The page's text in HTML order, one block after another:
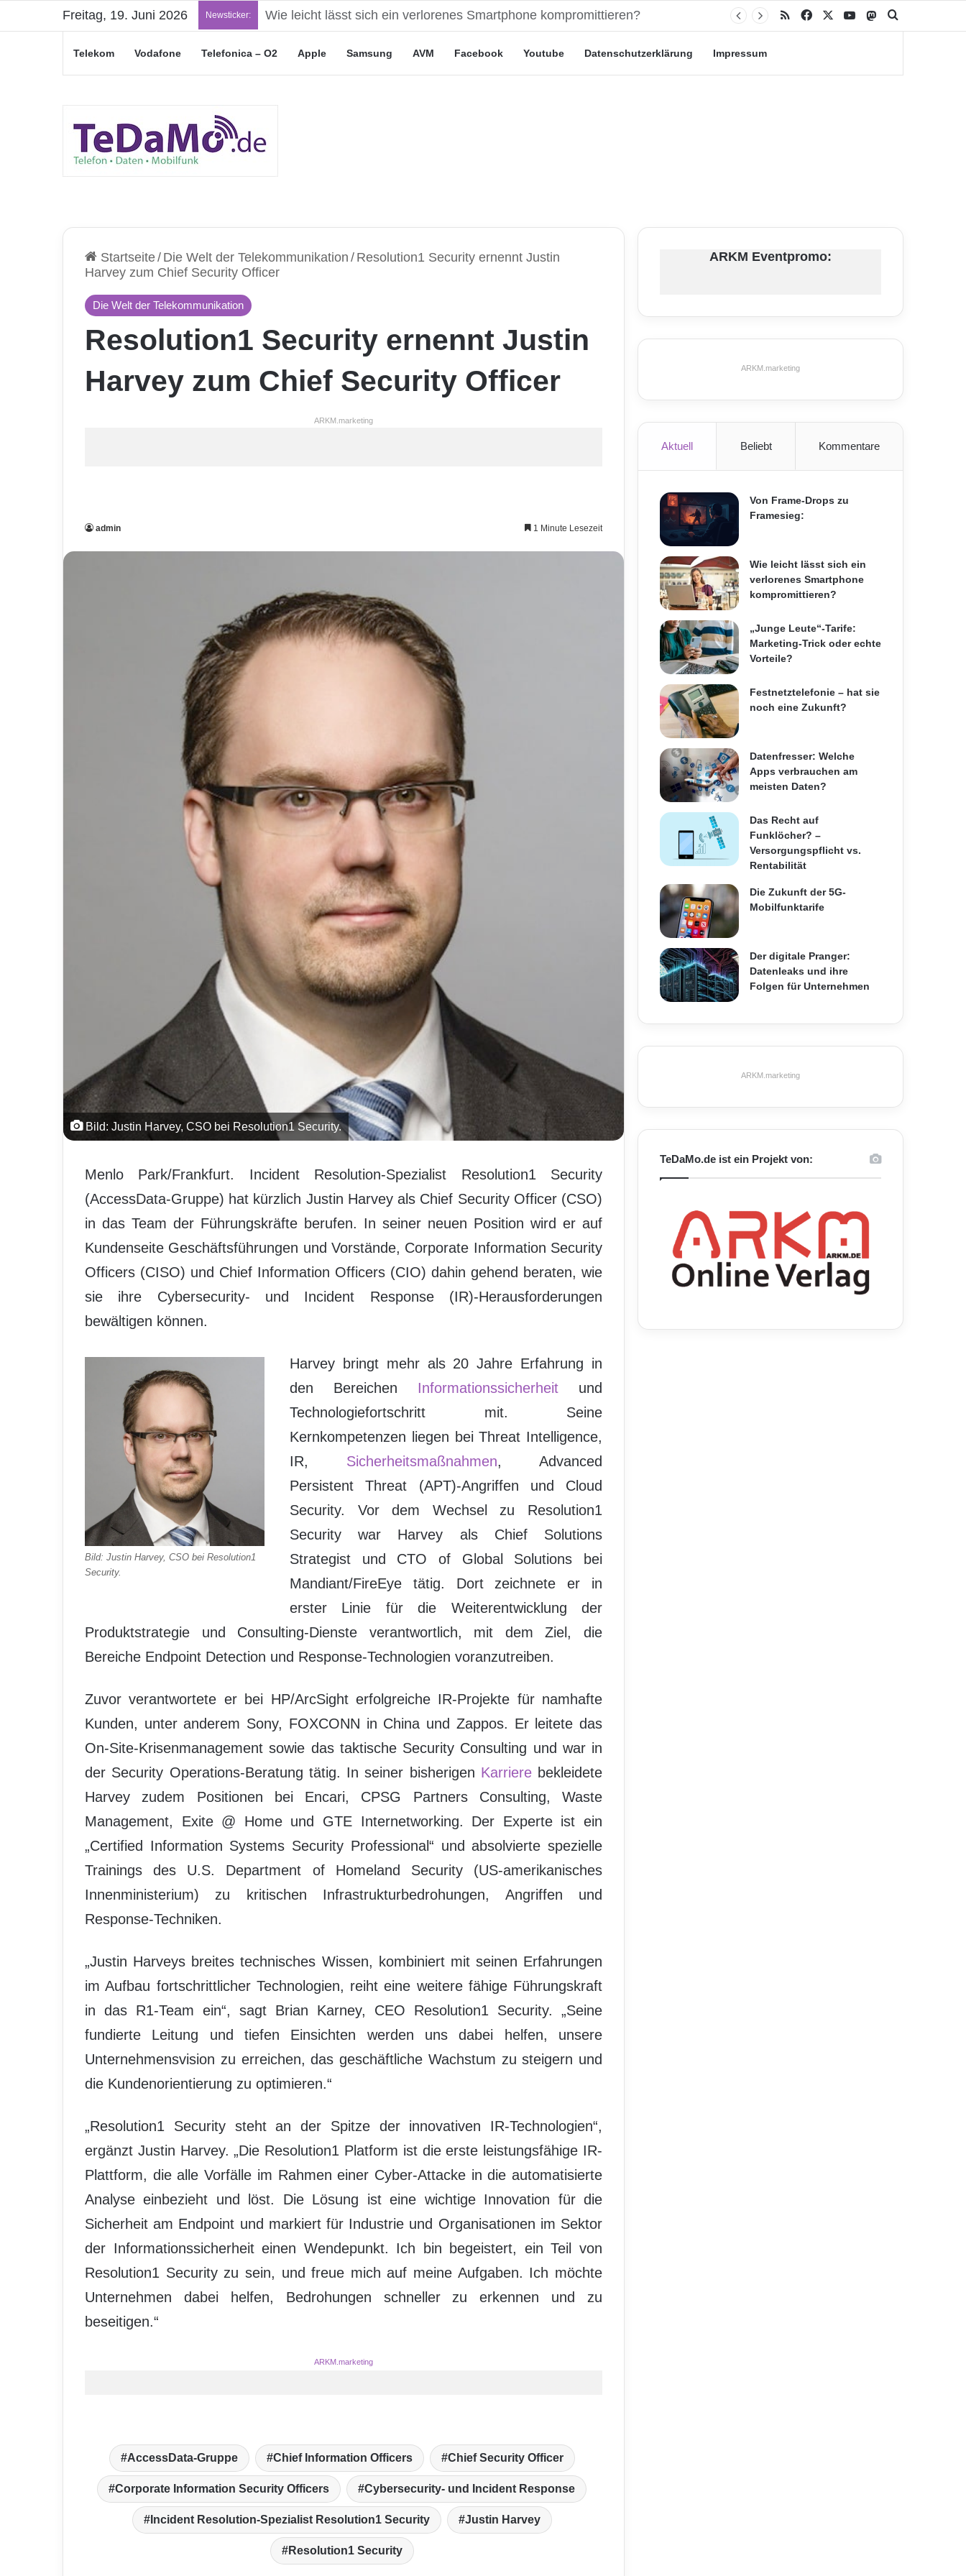
Freitag, 19. Juni 2026 Newsticker: „Junge Leute“-Tarife: Marketing-Trick oder echte Vorteile? RSS Facebook YouTubeMastodon
Telekom Vodafone Telefonica – O2 Apple Samsung AVM Facebook Youtube Datenschutzerklärung Impressum
Startseite/ Die Welt der Telekommunikation / Resolution1 Security ernennt Justin
Harvey zum Chief Security Officer
Die Welt der Telekommunikation
Resolution1 Security ernennt Justin
Harvey zum Chief Security Officer
ARKM.marketing
admin 1 Minute Lesezeit
Bild: Justin Harvey, CSO bei Resolution1 Security.
Menlo Park/Frankfurt. Incident Resolution-Spezialist Resolution1 Security
(AccessData-Gruppe) hat kürzlich Justin Harvey als Chief Security Officer (CSO)
in das Team der Führungskräfte berufen. In seiner neuen Position wird er auf
Kundenseite Geschäftsführungen und Vorstände, Corporate Information Security
Officers (CISO) und Chief Information Officers (CIO) dahin gehend beraten, wie
sie ihre Cybersecurity- und Incident Response (IR)-Herausforderungen
bewältigen können.
Bild: Justin Harvey, CSO bei Resolution1
Security.
Harvey bringt mehr als 20 Jahre Erfahrung in
den Bereichen Informationssicherheit und
Technologiefortschritt mit. Seine
Kernkompetenzen liegen bei Threat Intelligence,
IR, Sicherheitsmaßnahmen, Advanced
Persistent Threat (APT)-Angriffen und Cloud
Security. Vor dem Wechsel zu Resolution1
Security war Harvey als Chief Solutions
Strategist und CTO of Global Solutions bei
Mandiant/FireEye tätig. Dort zeichnete er in
erster Linie für die Weiterentwicklung der
Produktstrategie und Consulting-Dienste verantwortlich, mit dem Ziel, die
Bereiche Endpoint Detection und Response-Technologien voranzutreiben.
Zuvor verantwortete er bei HP/ArcSight erfolgreiche IR-Projekte für namhafte
Kunden, unter anderem Sony, FOXCONN in China und Zappos. Er leitete das
On-Site-Krisenmanagement sowie das taktische Security Consulting und war in
der Security Operations-Beratung tätig. In seiner bisherigen Karrierebekleidete
Harvey zudem Positionen bei Encari, CPSG Partners Consulting, Waste
Management, Exite @ Home und GTE Internetworking. Der Experte ist ein
„Certified Information Systems Security Professional“ und absolvierte spezielle
Trainings des U.S. Department of Homeland Security (US-amerikanisches
Innenministerium) zu kritischen Infrastrukturbedrohungen, Angriffen und
Response-Techniken.
„Justin Harveys breites technisches Wissen, kombiniert mit seinen Erfahrungen
im Aufbau fortschrittlicher Technologien, reiht eine weitere fähige Führungskraft
in das R1-Team ein“, sagt Brian Karney, CEO Resolution1 Security. „Seine
fundierte Leitung und tiefen Einsichten werden uns dabei helfen, unsere
Unternehmensvision zu erreichen, das geschäftliche Wachstum zu steigern und
die Kundenorientierung zu optimieren.“
„Resolution1 Security steht an der Spitze der innovativen IR-Technologien“,
ergänzt Justin Harvey. „Die Resolution1 Platform ist die erste leistungsfähige IR-
Plattform, die alle Vorfälle im Rahmen einer Cyber-Attacke in die automatisierte
Analyse einbezieht und löst. Die Lösung ist eine wichtige Innovation für die
Sicherheit am Endpoint und markiert für Industrie und Organisationen im Sektor
der Informationssicherheit einen Wendepunkt. Ich bin begeistert, ein Teil von
Resolution1 Security zu sein, und freue mich auf meine Aufgaben. Ich möchte
Unternehmen dabei helfen, Bedrohungen schneller zu erkennen und zu
beseitigen.“
ARKM.marketing
AccessData-Gruppe Chief Information Officers Chief Security Officer
Corporate Information Security Officers Cybersecurity- und Incident Response
Incident Resolution-Spezialist Resolution1 Security Justin Harvey
Resolution1 Security
ARKM Eventpromo:
ARKM.marketing
Aktuell Beliebt Kommentare
Von Frame-Drops zu
Framesieg:
Wie leicht lässt sich ein
verlorenes Smartphone
kompromittieren?
„Junge Leute“-Tarife:
Marketing-Trick oder echte
Vorteile?
Festnetztelefonie – hat sie
noch eine Zukunft?
Datenfresser: Welche
Apps verbrauchen am
meisten Daten?
Das Recht auf
Funklöcher? –
Versorgungspflicht vs.
Rentabilität
Die Zukunft der 5G-
Mobilfunktarife
Der digitale Pranger:
Datenleaks und ihre
Folgen für Unternehmen
ARKM.marketing
TeDaMo.de ist ein Projekt von: